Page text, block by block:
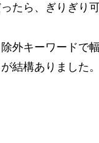
たら、ぎりぎり
外キーワードで
結構ありました。